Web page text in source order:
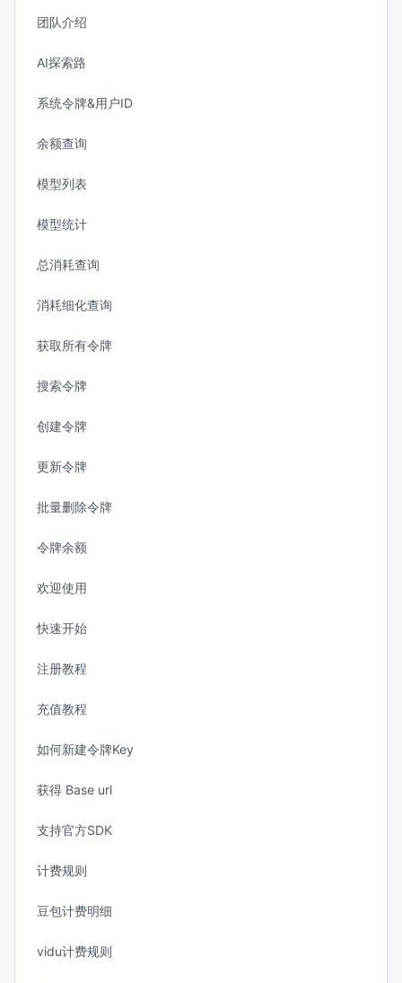
团队介绍
AI探索路
系统令牌&用户ID
余额查询
模型列表
模型统计
总消耗查询
消耗细化查询
获取所有令牌
搜索令牌
创建令牌
更新令牌
批量删除令牌
令牌余额
欢迎使用
快速开始
注册教程
充值教程
如何新建令牌Key
获得 Base url
支持官方SDK
计费规则
豆包计费明细
vidu计费规则